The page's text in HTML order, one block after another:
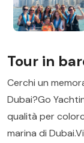
Tour in
Cerchi un
Dubai?Go
qualità per
marina di